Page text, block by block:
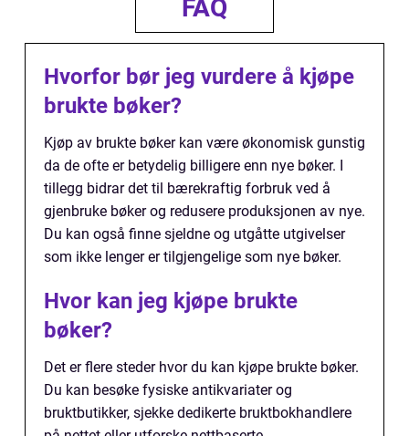
FAQ
Hvorfor bør jeg vurdere å kjøpe
brukte bøker?
Kjøp av brukte bøker kan være økonomisk gunstig
da de ofte er betydelig billigere enn nye bøker. I
tillegg bidrar det til bærekraftig forbruk ved å
gjenbruke bøker og redusere produksjonen av nye.
Du kan også finne sjeldne og utgåtte utgivelser
som ikke lenger er tilgjengelige som nye bøker.
Hvor kan jeg kjøpe brukte
bøker?
Det er flere steder hvor du kan kjøpe brukte bøker.
Du kan besøke fysiske antikvariater og
bruktbutikker, sjekke dedikerte bruktbokhandlere